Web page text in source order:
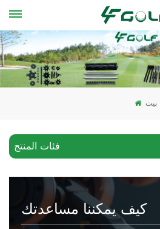
بيت
فئات المنتج
كيف يمكننا مساعدتك